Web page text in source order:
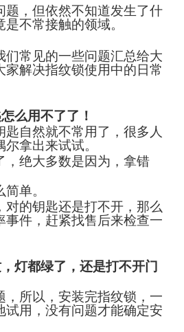
题，但依然不知道发生了什
不常接触的领域。
们常见的一些问题汇总给大
家解决指纹锁使用中的日常
么用不了了！
匙自然就不常用了，很多人
拿出来试试。
，绝大多数是因为，拿错
单。
对的钥匙还是打不开，那么
事件，赶紧找售后来检查一
灯都绿了，还是打不开门
，所以，安装完指纹锁，一
试用，没有问题才能确定安